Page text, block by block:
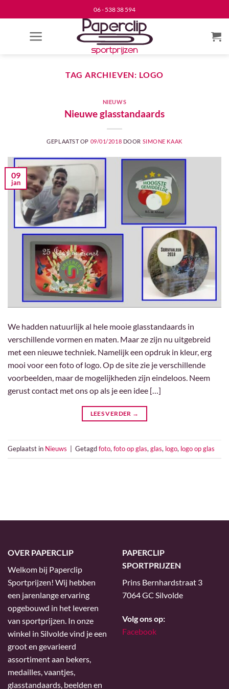
naar
06 - 538 38 594
TAG ARCHIEVEN: LOGO
NIEUWS
Nieuwe glasstandaards
GEPLAATST OP 09/01/2018 DOOR SIMONE KAAK
09
jan
We hadden natuurlijk al hele mooie glasstandaards in
verschillende vormen en maten. Maar ze zijn nu uitgebreid
met een nieuwe techniek. Namelijk een opdruk in kleur, erg
mooi voor een foto of logo. Op de site zie je verschillende
voorbeelden, maar de mogelijkheden zijn eindeloos. Neem
gerust contact met ons op als je een idee […]
LEES VERDER →
Geplaatst in Nieuws Getagdfoto,foto op glas,glas, logo, logo op glas
OVER PAPERCLIP
Welkom bij Paperclip
Sportprijzen! Wij hebben
een jarenlange ervaring
opgebouwd in het leveren
van sportprijzen. In onze
winkel in Silvolde vind je een
groot en gevarieerd
assortiment aan bekers,
medailles, vaantjes,
glasstandaards, beelden en
PAPERCLIP
SPORTPRIJZEN
Prins Bernhardstraat 3
7064 GC Silvolde
Volg ons op:
Facebook